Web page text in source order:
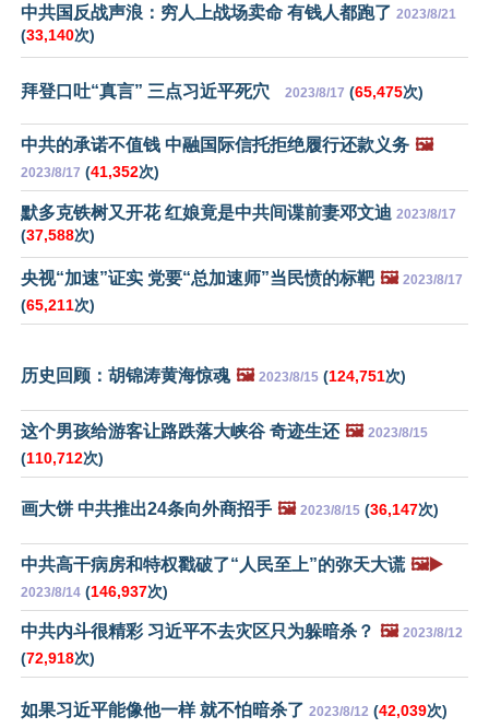
中共国反战声浪：穷人上战场卖命 有钱人都跑了 2023/8/21
(33,140次)
拜登口吐“真言” 三点习近平死穴 2023/8/17 (65,475次)
中共的承诺不值钱 中融国际信托拒绝履行还款义务 🖼️
2023/8/17 (41,352次)
默多克铁树又开花 红娘竟是中共间谍前妻邓文迪 2023/8/17
(37,588次)
央视“加速”证实 党要“总加速师”当民愤的标靶 🖼️ 2023/8/17
(65,211次)
历史回顾：胡锦涛黄海惊魂 🖼️ 2023/8/15 (124,751次)
这个男孩给游客让路跌落大峡谷 奇迹生还 🖼️ 2023/8/15
(110,712次)
画大饼 中共推出24条向外商招手 🖼️ 2023/8/15 (36,147次)
中共高干病房和特权戳破了“人民至上”的弥天大谎 🖼️▶️
2023/8/14 (146,937次)
中共内斗很精彩 习近平不去灾区只为躲暗杀？ 🖼️ 2023/8/12
(72,918次)
如果习近平能像他一样 就不怕暗杀了 2023/8/12 (42,039次)